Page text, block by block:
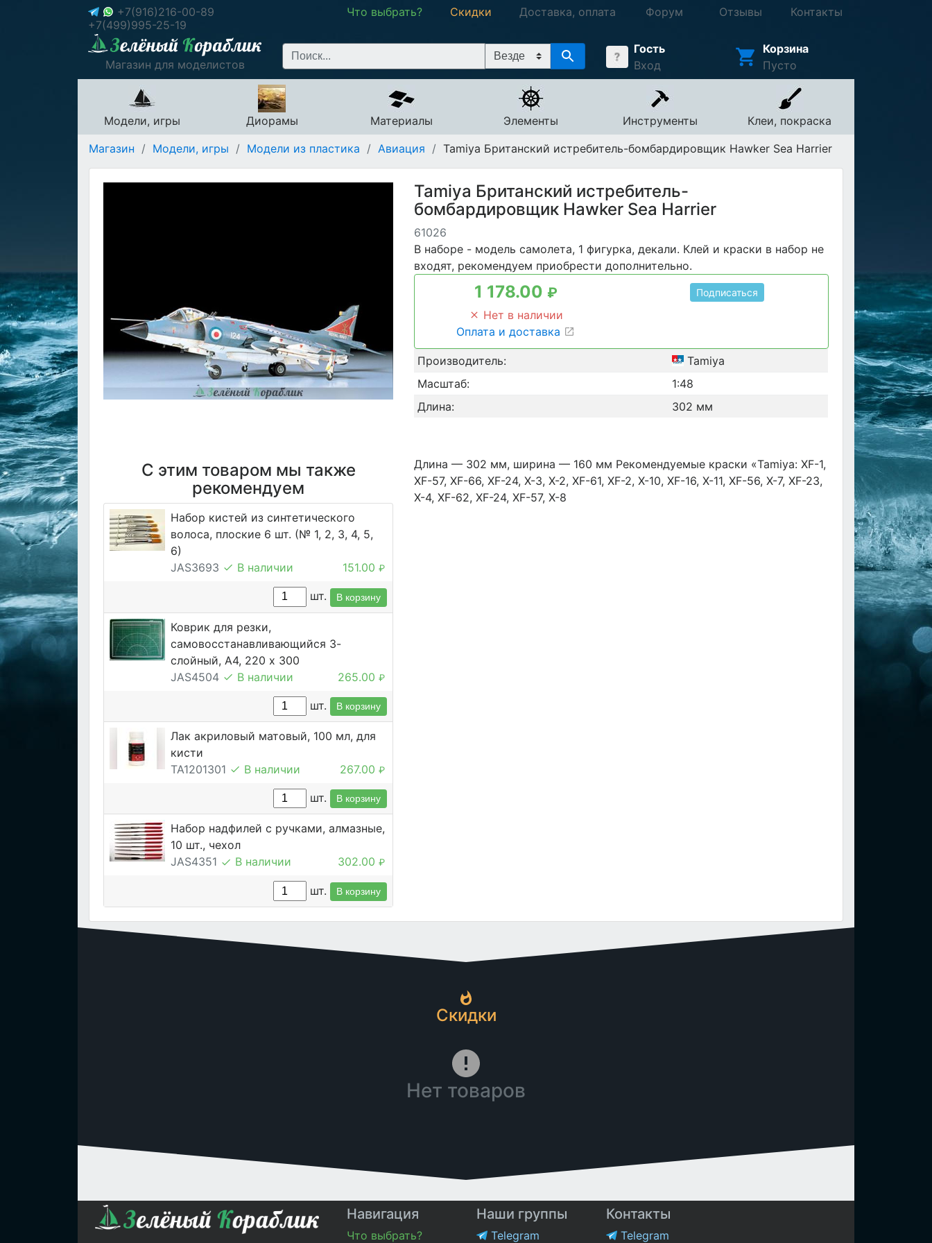
+7(916)216-00-89
+7(499)995-25-19
Что выбрать? Скидки Доставка, оплата Форум Отзывы Контакты
Магазин для моделистов
Гость
Вход
Корзина
Пусто
Модели, игры Диорамы Материалы Элементы Инструменты
Клеи, покраска
Магазин / Модели, игры / Модели из пластика / Авиация / Tamiya Британский истребитель-бомбардировщик Hawker Sea Harrier
Tamiya Британский истребитель-
бомбардировщик Hawker Sea Harrier
61026
В наборе - модель самолета, 1 фигурка, декали. Клей и краски в набор не
входят, рекомендуем приобрести дополнительно.
1 178.00 ₽
Нет в наличии
Оплата и доставка
Подписаться
Производитель:
Tamiya
Масштаб:
1:48
Длина:
302 мм
Длина — 302 мм, ширина — 160 мм Рекомендуемые краски «Tamiya: XF-1,
XF-57, XF-66, XF-24, X-3, X-2, XF-61, XF-2, X-10, XF-16, X-11, XF-56, X-7, XF-23,
X-4, XF-62, XF-24, XF-57, X-8
С этим товаром мы также
рекомендуем
Набор кистей из синтетического
волоса, плоские 6 шт. (№ 1, 2, 3, 4, 5,
6)
JAS3693
В наличии 151.00₽
шт. В корзину
Коврик для резки,
самовосстанавливающийся 3-
слойный, А4, 220 х 300
JAS4504
В наличии 265.00₽
шт. В корзину
Лак акриловый матовый, 100 мл, для
кисти
TA1201301
В наличии 267.00₽
шт. В корзину
Набор надфилей с ручками, алмазные,
10 шт., чехол
JAS4351
В наличии 302.00₽
шт. В корзину
Скидки
Нет товаров
Навигация
Что выбрать?
Наши группы
Telegram
Контакты
Telegram